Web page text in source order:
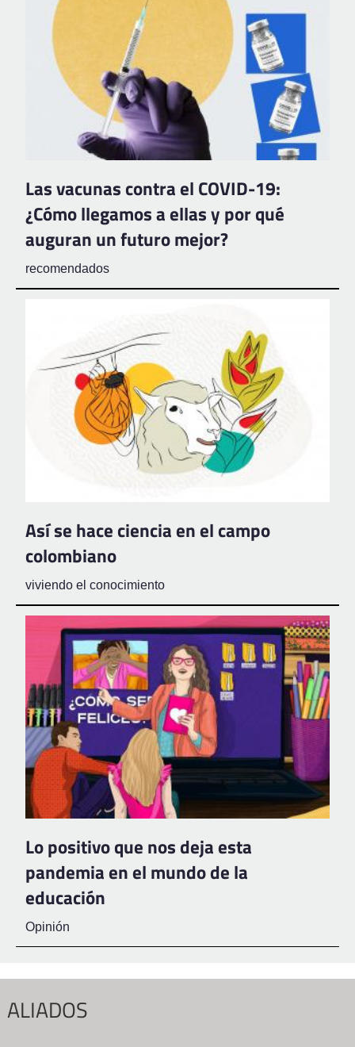
Las vacunas contra el COVID-19:
¿Cómo llegamos a ellas y por qué
auguran un futuro mejor?
recomendados
Así se hace ciencia en el campo
colombiano
viviendo el conocimiento
Lo positivo que nos deja esta
pandemia en el mundo de la
educación
Opinión
ALIADOS